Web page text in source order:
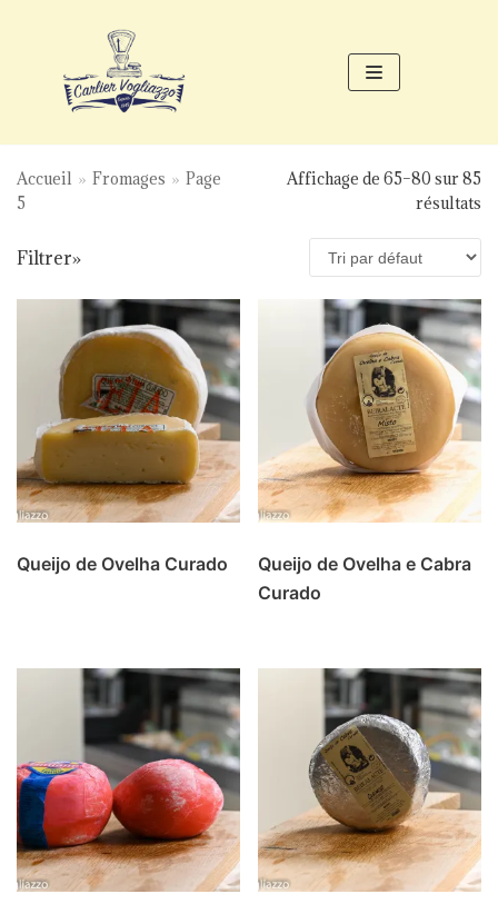
contenu
Accueil » Fromages » Page
5
Affichage de 65–80 sur 85
résultats
Filtrer»
Queijo de Ovelha Curado
Queijo de Ovelha e Cabra
Curado